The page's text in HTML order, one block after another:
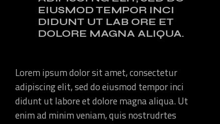
EIUSMOD TEMPOR INCI
DIDUNT UT LAB ORE ET
DOLORE MAGNA ALIQUA.
Lorem ipsum dolor sit amet, consectetur
adipiscing elit, sed do eiusmod tempor inci
didunt ut labore et dolore magna aliqua. Ut
enim ad minim veniam, quis nostrudrtes